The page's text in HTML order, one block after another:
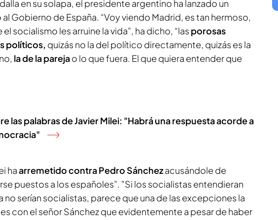
en su solapa, el presidente argentino ha lanzado un
Gobierno de España. “Voy viendo Madrid, es tan hermoso,
socialismo les arruine la vida”, ha dicho, “las porosas
políticos, quizás no la del político directamente, quizás es la
la de la parejao lo que fuera. El que quiera entender que
las palabras de Javier Milei: "Habrá una respuesta acorde a
haarremetido contra Pedro Sánchezacusándole de
puestos a los españoles”. "Si los socialistas entendieran
no serían socialistas, parece que una de las excepciones la
con el señor Sánchez que evidentemente a pesar de haber